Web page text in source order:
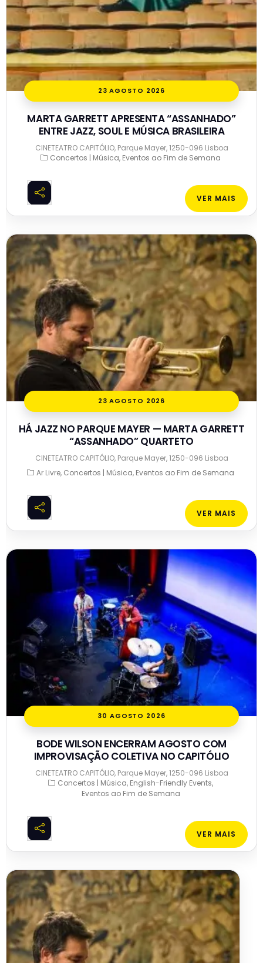
23 AGOSTO 2026
MARTA GARRETT APRESENTA “ASSANHADO”
ENTRE JAZZ, SOUL E MÚSICA BRASILEIRA
CINETEATRO CAPITÓLIO, Parque Mayer, 1250-096 Lisboa
Concertos | Música Eventos ao Fim de Semana
VER MAIS
23 AGOSTO 2026
HÁ JAZZ NO PARQUE MAYER — MARTA GARRETT
“ASSANHADO” QUARTETO
CINETEATRO CAPITÓLIO, Parque Mayer, 1250-096 Lisboa
Ar Livre Concertos | Música Eventos ao Fim de Semana
VER MAIS
30 AGOSTO 2026
BODE WILSON ENCERRAM AGOSTO COM
IMPROVISAÇÃO COLETIVA NO CAPITÓLIO
CINETEATRO CAPITÓLIO, Parque Mayer, 1250-096 Lisboa
Concertos | Música English-Friendly Events
Eventos ao Fim de Semana
VER MAIS